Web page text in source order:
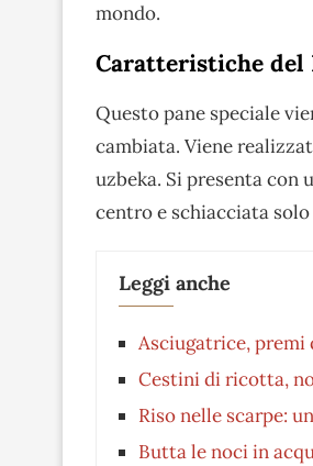
mondo.
Caratteristiche del
Questo pane speciale
cambiata. Viene
uzbeka. Si presenta con
centro e schiacciata
Leggi anche
Asciugatrice,
Cestini di ricotta,
Riso nelle scarpe:
Butta le noci in